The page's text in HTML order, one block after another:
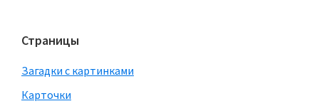
Страницы
Загадки с картинками
Карточки